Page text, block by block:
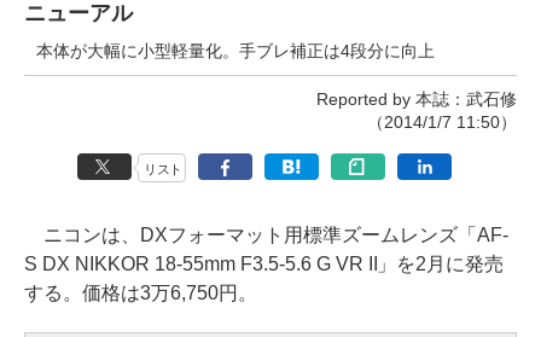
ニューアル
本体が大幅に小型軽量化。手ブレ補正は4段分に向上
Reported by 本誌：武石修
（2014/1/7 11:50）
リスト
ニコンは、DXフォーマット用標準ズームレンズ「AF-
S DX NIKKOR 18-55mm F3.5-5.6 G VR II」を2月に発売
する。価格は3万6,750円。